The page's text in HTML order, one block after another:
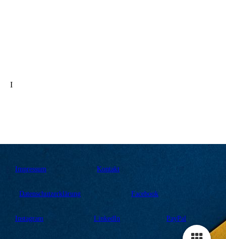
I
Impressum Kontakt
Datenschutzerklärung Facebook
Instagram LinkedIn PayPal